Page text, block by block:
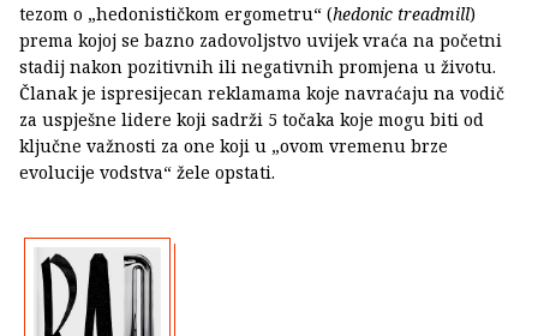
tezom o „hedonističkom ergometru“ (hedonic treadmill)
prema kojoj se bazno zadovoljstvo uvijek vraća na početni
stadij nakon pozitivnih ili negativnih promjena u životu.
Članak je ispresijecan reklamama koje navraćaju na vodič
za uspješne lidere koji sadrži 5 točaka koje mogu biti od
ključne važnosti za one koji u „ovom vremenu brze
evolucije vodstva“ žele opstati.